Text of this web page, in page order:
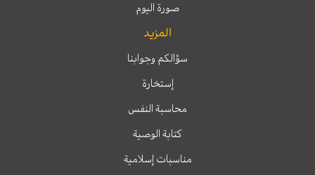
صورة اليوم
المزيد
سؤالكم وجوابنا
إستخارة
محاسبة النفس
كتابة الوصية
مناسبات إسلامية